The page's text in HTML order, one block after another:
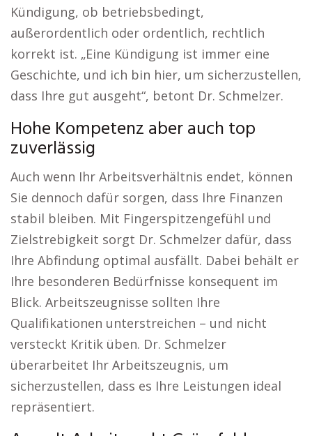
Kündigung, ob betriebsbedingt,
außerordentlich oder ordentlich, rechtlich
korrekt ist. „Eine Kündigung ist immer eine
Geschichte, und ich bin hier, um sicherzustellen,
dass Ihre gut ausgeht“, betont Dr. Schmelzer.
Hohe Kompetenz aber auch top
zuverlässig
Auch wenn Ihr Arbeitsverhältnis endet, können
Sie dennoch dafür sorgen, dass Ihre Finanzen
stabil bleiben. Mit Fingerspitzengefühl und
Zielstrebigkeit sorgt Dr. Schmelzer dafür, dass
Ihre Abfindung optimal ausfällt. Dabei behält er
Ihre besonderen Bedürfnisse konsequent im
Blick. Arbeitszeugnisse sollten Ihre
Qualifikationen unterstreichen – und nicht
versteckt Kritik üben. Dr. Schmelzer
überarbeitet Ihr Arbeitszeugnis, um
sicherzustellen, dass es Ihre Leistungen ideal
repräsentiert.